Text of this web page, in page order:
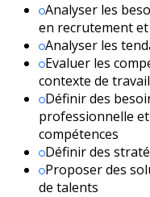
Analyser les
en recrutement
Analyser les
Evaluer les
contexte de travail
Définir des
professionnelle
compétences
Définir des
Proposer des
de talents